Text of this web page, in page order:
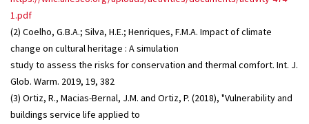
1.pdf
(2) Coelho, G.B.A.; Silva, H.E.; Henriques, F.M.A. Impact of climate
change on cultural heritage : A simulation
study to assess the risks for conservation and thermal comfort. Int. J.
Glob. Warm. 2019, 19, 382
(3) Ortiz, R., Macias-Bernal, J.M. and Ortiz, P. (2018), "Vulnerability and
buildings service life applied to